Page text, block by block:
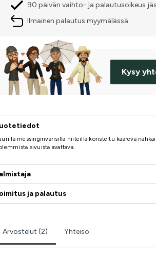
90 päivän vaihto- ja palautusoikeus
Ilmainen palautus myymälässä
Kysy
messinginvärisillä niiteillä koristeltu kaareva
sivuista avattava.
ja palautus
Arvostelut (2) Yhteisö